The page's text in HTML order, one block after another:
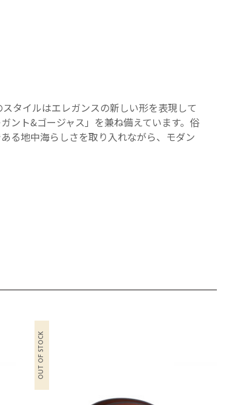
タイルはエレガンスの新しい形を表現して
ント&ゴージャス」を兼ね備えています。俗
る地中海らしさを取り入れながら、モダン
OUT OF STOCK